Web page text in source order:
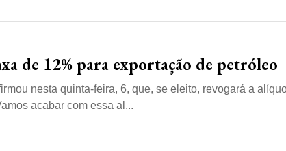
de 12% para exportação de petróleo
nesta quinta-feira, 6, que, se eleito, revogará a
acabar com essa al...